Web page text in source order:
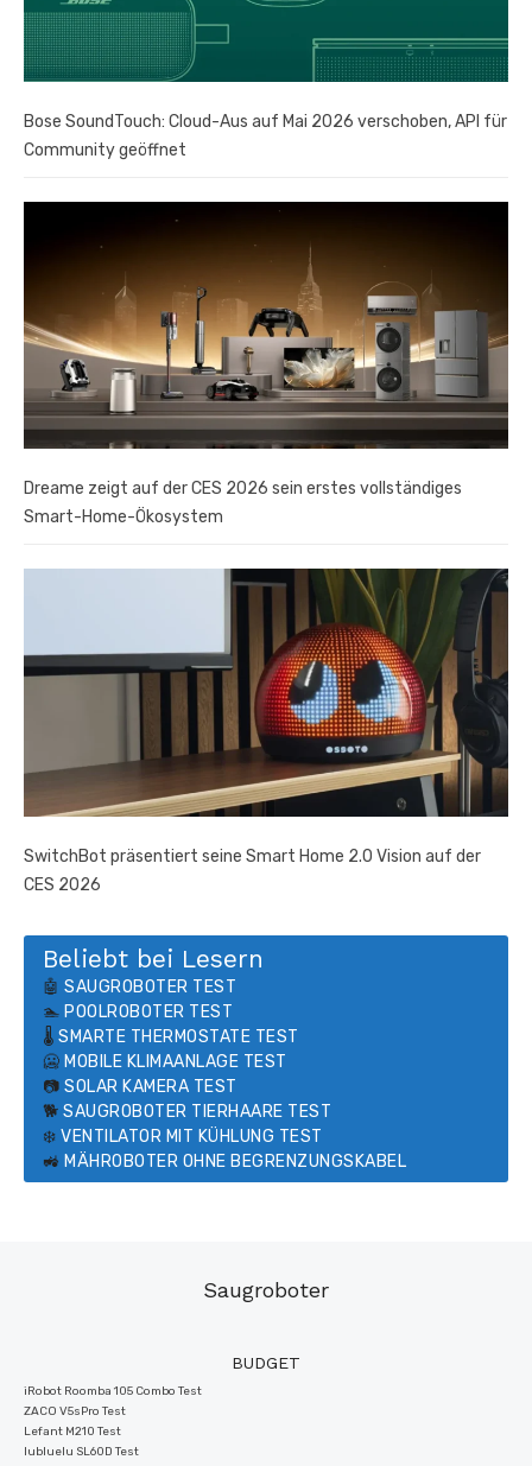
Bose SoundTouch: Cloud-Aus auf Mai 2026 verschoben, API für
Community geöffnet
Dreame zeigt auf der CES 2026 sein erstes vollständiges
Smart-Home-Ökosystem
SwitchBot präsentiert seine Smart Home 2.0 Vision auf der
CES 2026
Beliebt bei Lesern
🤖 SAUGROBOTER TEST
🏊 POOLROBOTER TEST
🌡️ SMARTE THERMOSTATE TEST
🥶 MOBILE KLIMAANLAGE TEST
📷 SOLAR KAMERA TEST
🐕 SAUGROBOTER TIERHAARE TEST
❄️ VENTILATOR MIT KÜHLUNG TEST
🚜 MÄHROBOTER OHNE BEGRENZUNGSKABEL
Saugroboter
BUDGET
iRobot Roomba 105 Combo Test
ZACO V5sPro Test
Lefant M210 Test
lubluelu SL60D Test